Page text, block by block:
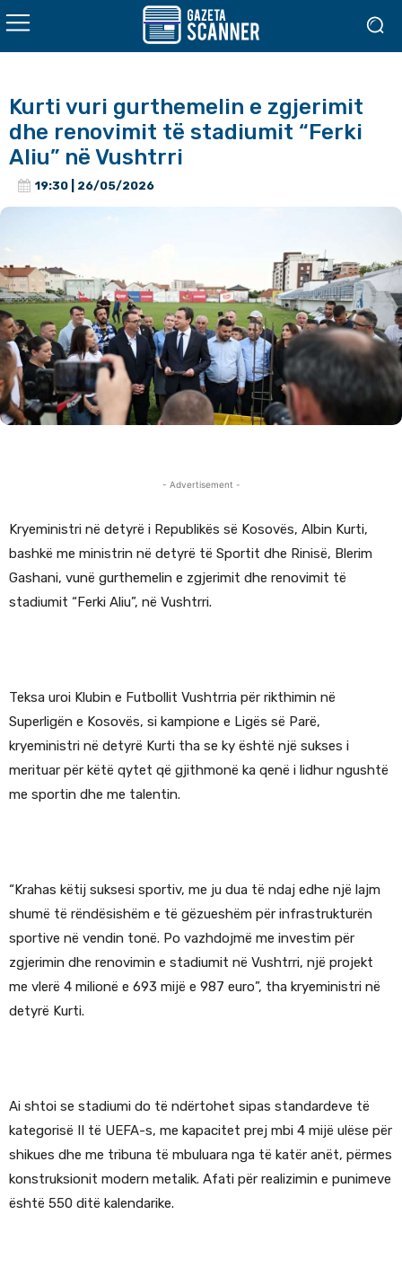
Kurti vuri gurthemelin e zgjerimit
dhe renovimit të stadiumit “Ferki
Aliu” në Vushtrri
19:30 | 26/05/2026
- Advertisement -
Kryeministri në detyrë i Republikës së Kosovës, Albin Kurti,
bashkë me ministrin në detyrë të Sportit dhe Rinisë, Blerim
Gashani, vunë gurthemelin e zgjerimit dhe renovimit të
stadiumit “Ferki Aliu”, në Vushtrri.
Teksa uroi Klubin e Futbollit Vushtrria për rikthimin në
Superligën e Kosovës, si kampione e Ligës së Parë,
kryeministri në detyrë Kurti tha se ky është një sukses i
merituar për këtë qytet që gjithmonë ka qenë i lidhur ngushtë
me sportin dhe me talentin.
“Krahas këtij suksesi sportiv, me ju dua të ndaj edhe një lajm
shumë të rëndësishëm e të gëzueshëm për infrastrukturën
sportive në vendin tonë. Po vazhdojmë me investim për
zgjerimin dhe renovimin e stadiumit në Vushtrri, një projekt
me vlerë 4 milionë e 693 mijë e 987 euro”, tha kryeministri në
detyrë Kurti.
Ai shtoi se stadiumi do të ndërtohet sipas standardeve të
kategorisë II të UEFA-s, me kapacitet prej mbi 4 mijë ulëse për
shikues dhe me tribuna të mbuluara nga të katër anët, përmes
konstruksionit modern metalik. Afati për realizimin e punimeve
është 550 ditë kalendarike.